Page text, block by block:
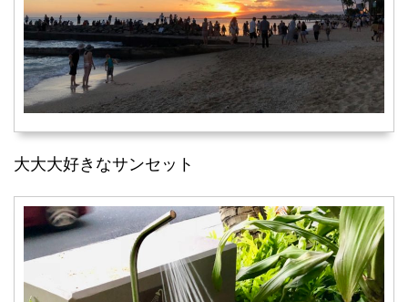
大大大好きなサンセット